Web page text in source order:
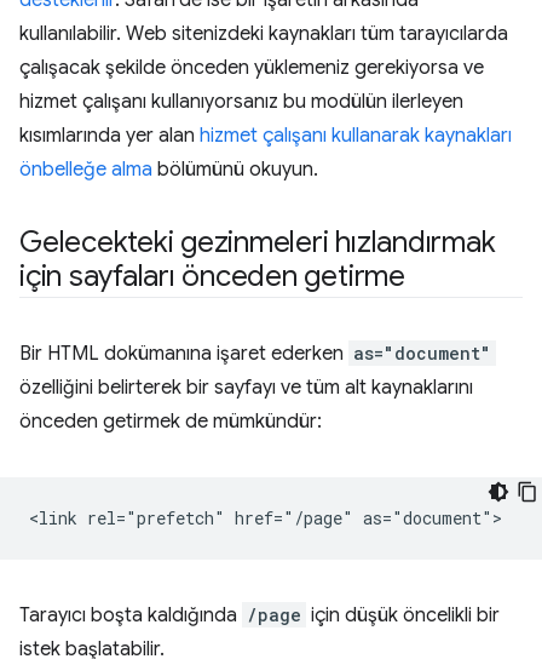
kullanılabilir. Web sitenizdeki kaynakları tüm tarayıcılarda
çalışacak şekilde önceden yüklemeniz gerekiyorsa ve
hizmet çalışanı kullanıyorsanız bu modülün ilerleyen
kısımlarında yer alan hizmet çalışanı kullanarak kaynakları
önbelleğe alma bölümünü okuyun.
Gelecekteki gezinmeleri hızlandırmak
için sayfaları önceden getirme
Bir HTML dokümanına işaret ederken as="document"
özelliğini belirterek bir sayfayı ve tüm alt kaynaklarını
önceden getirmek de mümkündür:
Tarayıcı boşta kaldığında /page için düşük öncelikli bir
istek başlatabilir.